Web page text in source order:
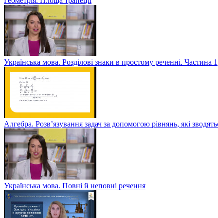
Українська мова. Розділові знаки в простому реченні. Частина 1
Алгебра. Розв’язування задач за допомогою рівнянь, які
Українська мова. Повні й неповні речення